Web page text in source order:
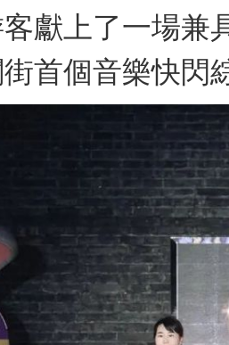
獻上了一場兼
首個音樂快閃